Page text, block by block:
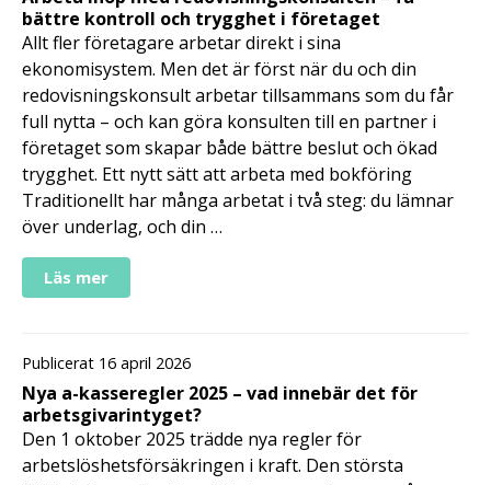
bättre kontroll och trygghet i företaget
Allt fler företagare arbetar direkt i sina
ekonomisystem. Men det är först när du och din
redovisningskonsult arbetar tillsammans som du får
full nytta – och kan göra konsulten till en partner i
företaget som skapar både bättre beslut och ökad
trygghet. Ett nytt sätt att arbeta med bokföring
Traditionellt har många arbetat i två steg: du lämnar
över underlag, och din …
Läs mer
Publicerat 16 april 2026
Nya a-kasseregler 2025 – vad innebär det för
arbetsgivarintyget?
Den 1 oktober 2025 trädde nya regler för
arbetslöshetsförsäkringen i kraft. Den största